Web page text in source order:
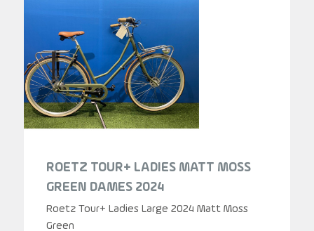
ROETZ TOUR+ LADIES MATT MOSS
GREEN DAMES 2024
Roetz Tour+ Ladies Large 2024 Matt Moss
Green